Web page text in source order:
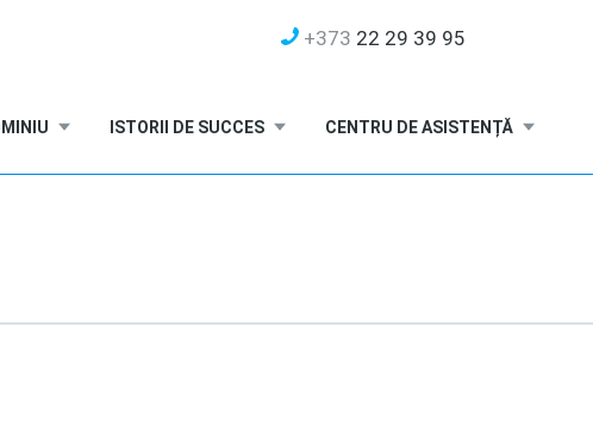
+373 22 29 39 95
ISTORII DE SUCCES CENTRU DE ASISTENȚĂ